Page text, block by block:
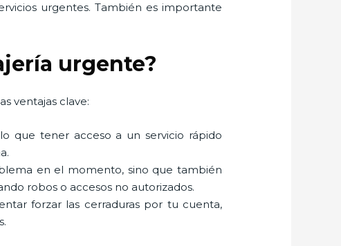
urgentes. También es importante
urgente?
ventajas clave:
que tener acceso a un servicio rápido
en el momento, sino que también
robos o accesos no autorizados.
forzar las cerraduras por tu cuenta,